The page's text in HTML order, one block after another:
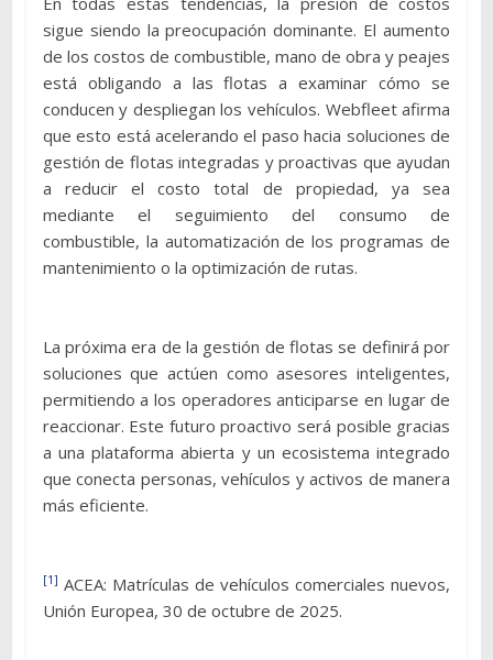
sigue siendo la preocupación dominante. El aumento
de los costos de combustible, mano de obra y peajes
está obligando a las flotas a examinar cómo se
conducen y despliegan los vehículos. Webfleet afirma
que esto está acelerando el paso hacia soluciones de
gestión de flotas integradas y proactivas que ayudan
a reducir el costo total de propiedad, ya sea
mediante el seguimiento del consumo de
combustible, la automatización de los programas de
mantenimiento o la optimización de rutas.
La próxima era de la gestión de flotas se definirá por
soluciones que actúen como asesores inteligentes,
permitiendo a los operadores anticiparse en lugar de
reaccionar. Este futuro proactivo será posible gracias
a una plataforma abierta y un ecosistema integrado
que conecta personas, vehículos y activos de manera
más eficiente.
[1] ACEA: Matrículas de vehículos comerciales nuevos,
Unión Europea, 30 de octubre de 2025.